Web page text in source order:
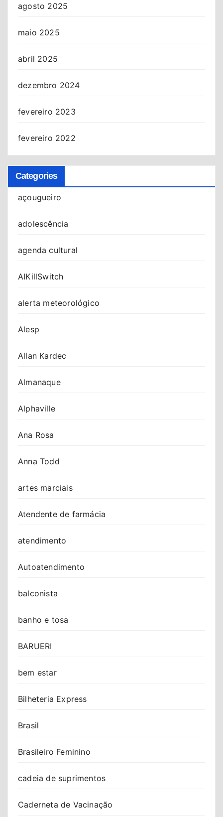
agosto 2025
maio 2025
abril 2025
dezembro 2024
fevereiro 2023
fevereiro 2022
Categories
açougueiro
adolescência
agenda cultural
AIKillSwitch
alerta meteorológico
Alesp
Allan Kardec
Almanaque
Alphaville
Ana Rosa
Anna Todd
artes marciais
Atendente de farmácia
atendimento
Autoatendimento
balconista
banho e tosa
BARUERI
bem estar
Bilheteria Express
Brasil
Brasileiro Feminino
cadeia de suprimentos
Caderneta de Vacinação